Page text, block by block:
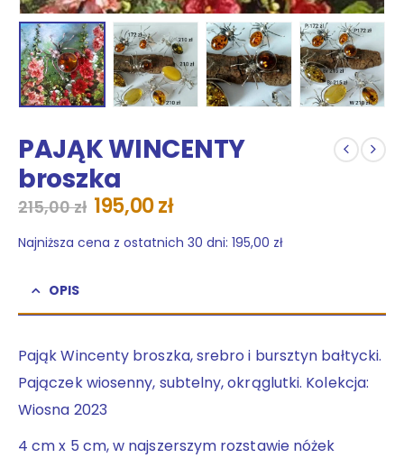
PAJĄK WINCENTY
broszka
215,00zł Pierwotna
cena
wynosiła:
195,00złAktualna
wynosi:
Najniższa cena z ostatnich 30 dni: 195,00 zł
OPIS
Pająk Wincenty broszka, srebro i bursztyn bałtycki.
Pajączek wiosenny, subtelny, okrąglutki. Kolekcja:
Wiosna 2023
4 cm x 5 cm, w najszerszym rozstawie nóżek